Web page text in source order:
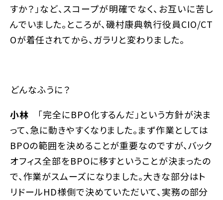
すか？」など、スコープが明確でなく、お互いに苦し
んでいました。ところが、磯村康典執行役員CIO/CT
Oが着任されてから、ガラリと変わりました。
――どんなふうに？
小林 「完全にBPO化するんだ」という方針が決ま
って、急に動きやすくなりました。まず作業としては
BPOの範囲を決めることが重要なのですが、バック
オフィス全部をBPOに移すということが決まったの
で、作業がスムーズになりました。大きな部分はト
リドールHD様側で決めていただいて、実務の部分